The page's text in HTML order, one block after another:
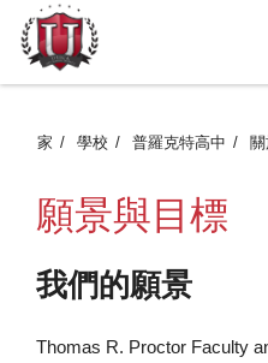
家 學校 普羅克特高中
願景與目標
我們的願景
Thomas R. Proctor Faculty